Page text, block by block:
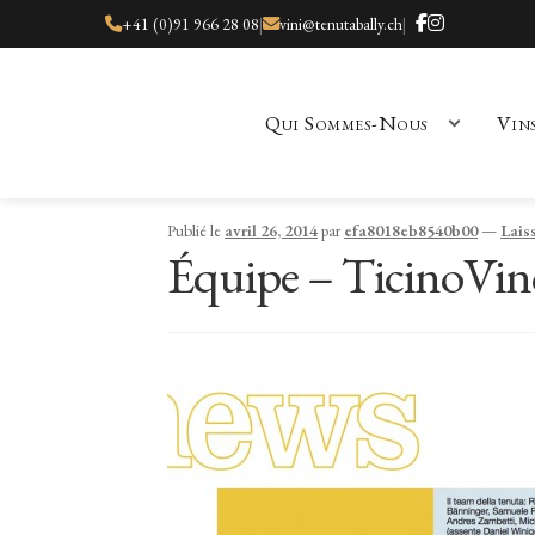
+41 (0)91 966 28 08| vini@tenutabally.ch|
Qui Sommes-Nous
Publié le avril 26, 2014parefa8018eb8540b00—
Équipe –